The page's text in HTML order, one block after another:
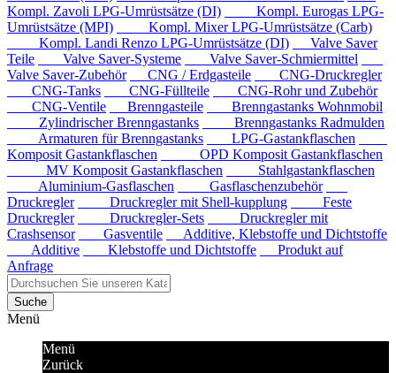
Kompl. Zavoli LPG-Umrüstsätze (DI)
Kompl. Eurogas LPG-
Umrüstsätze (MPI)
Kompl. Mixer LPG-Umrüstsätze (Carb)
Kompl. Landi Renzo LPG-Umrüstsätze (DI)
Valve Saver
Teile
Valve Saver-Systeme
Valve Saver-Schmiermittel
Valve Saver-Zubehör
CNG / Erdgasteile
CNG-Druckregler
CNG-Tanks
CNG-Füllteile
CNG-Rohr und Zubehör
CNG-Ventile
Brenngasteile
Brenngastanks Wohnmobil
Zylindrischer Brenngastanks
Brenngastanks Radmulden
Armaturen für Brenngastanks
LPG-Gastankflaschen
Komposit Gastankflaschen
OPD Komposit Gastankflaschen
MV Komposit Gastankflaschen
Stahlgastankflaschen
Aluminium-Gasflaschen
Gasflaschenzubehör
Druckregler
Druckregler mit Shell-kupplung
Feste
Druckregler
Druckregler-Sets
Druckregler mit
Crashsensor
Gasventile
Additive, Klebstoffe und Dichtstoffe
Additive
Klebstoffe und Dichtstoffe
Produkt auf
Anfrage
Suche
Menü
Menü
Zurück